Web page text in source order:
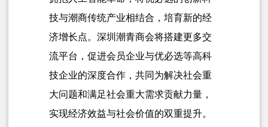
技与潮商传统产业相结合，培育新的经
济增长点。深圳潮青商会将搭建更多交
流平台，促进会员企业与优必选等高科
技企业的深度合作，共同为解决社会重
大问题和满足社会重大需求贡献力量，
实现经济效益与社会价值的双重提升。